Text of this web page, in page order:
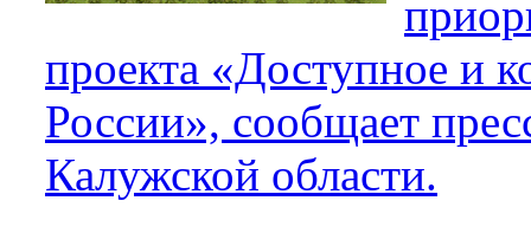
проекта «Доступное и
России», сообщает
Калужской области.